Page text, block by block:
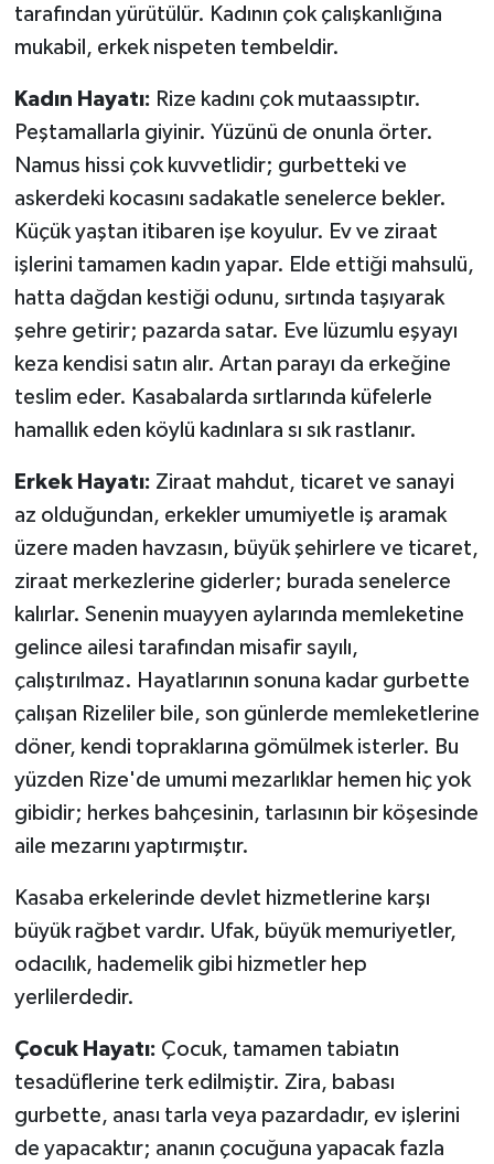
tarafından yürütülür. Kadının çok çalışkanlığına
mukabil, erkek nispeten tembeldir.
Kadın Hayatı: Rize kadını çok mutaassıptır.
Peştamallarla giyinir. Yüzünü de onunla örter.
Namus hissi çok kuvvetlidir; gurbetteki ve
askerdeki kocasını sadakatle senelerce bekler.
Küçük yaştan itibaren işe koyulur. Ev ve ziraat
işlerini tamamen kadın yapar. Elde ettiği mahsulü,
hatta dağdan kestiği odunu, sırtında taşıyarak
şehre getirir; pazarda satar. Eve lüzumlu eşyayı
keza kendisi satın alır. Artan parayı da erkeğine
teslim eder. Kasabalarda sırtlarında küfelerle
hamallık eden köylü kadınlara sı sık rastlanır.
Erkek Hayatı: Ziraat mahdut, ticaret ve sanayi
az olduğundan, erkekler umumiyetle iş aramak
üzere maden havzasın, büyük şehirlere ve ticaret,
ziraat merkezlerine giderler; burada senelerce
kalırlar. Senenin muayyen aylarında memleketine
gelince ailesi tarafından misafir sayılı,
çalıştırılmaz. Hayatlarının sonuna kadar gurbette
çalışan Rizeliler bile, son günlerde memleketlerine
döner, kendi topraklarına gömülmek isterler. Bu
yüzden Rize'de umumi mezarlıklar hemen hiç yok
gibidir; herkes bahçesinin, tarlasının bir köşesinde
aile mezarını yaptırmıştır.
Kasaba erkelerinde devlet hizmetlerine karşı
büyük rağbet vardır. Ufak, büyük memuriyetler,
odacılık, hademelik gibi hizmetler hep
yerlilerdedir.
Çocuk Hayatı: Çocuk, tamamen tabiatın
tesadüflerine terk edilmiştir. Zira, babası
gurbette, anası tarla veya pazardadır, ev işlerini
de yapacaktır; ananın çocuğuna yapacak fazla